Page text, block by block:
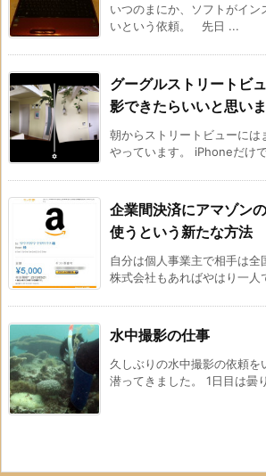
いつのまにか、ソフトがイン
いという依頼。 先日 ...
グーグルストリートビ
影できたらいいと思い
朝からストリートビューには
やっています。 iPhoneだけ
企業間決済にアマゾン
使うという新たな方法
自分は個人事業主で相手は全
株式会社もあればやはり一人
水中撮影の仕事
久しぶりの水中撮影の依頼を
潜ってきました。 1日目は曇